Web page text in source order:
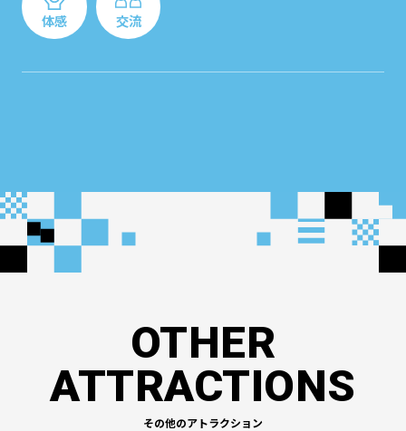
体感 交流
OTHER
ATTRACTIONS
その他のアトラクション